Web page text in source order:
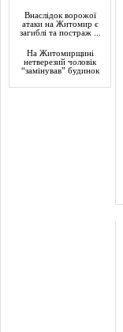
Внаслідок ворожої
атаки на Житомир є
загиблі та постраж ...
На Житомирщині
нетверезий чоловік
“замінував” будинок